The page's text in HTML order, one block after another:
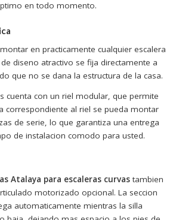
en todo momento.
en practicamente cualquier escalera
diseno atractivo se fija directamente a
que no se dana la estructura de la casa.
cuenta con un riel modular, que permite
correspondiente al riel se pueda montar
de serie, lo que garantiza una entrega
de instalacion comodo para usted.
Atalaya para escaleras curvas tambien
motorizado opcional. La seccion
automaticamente mientras la silla